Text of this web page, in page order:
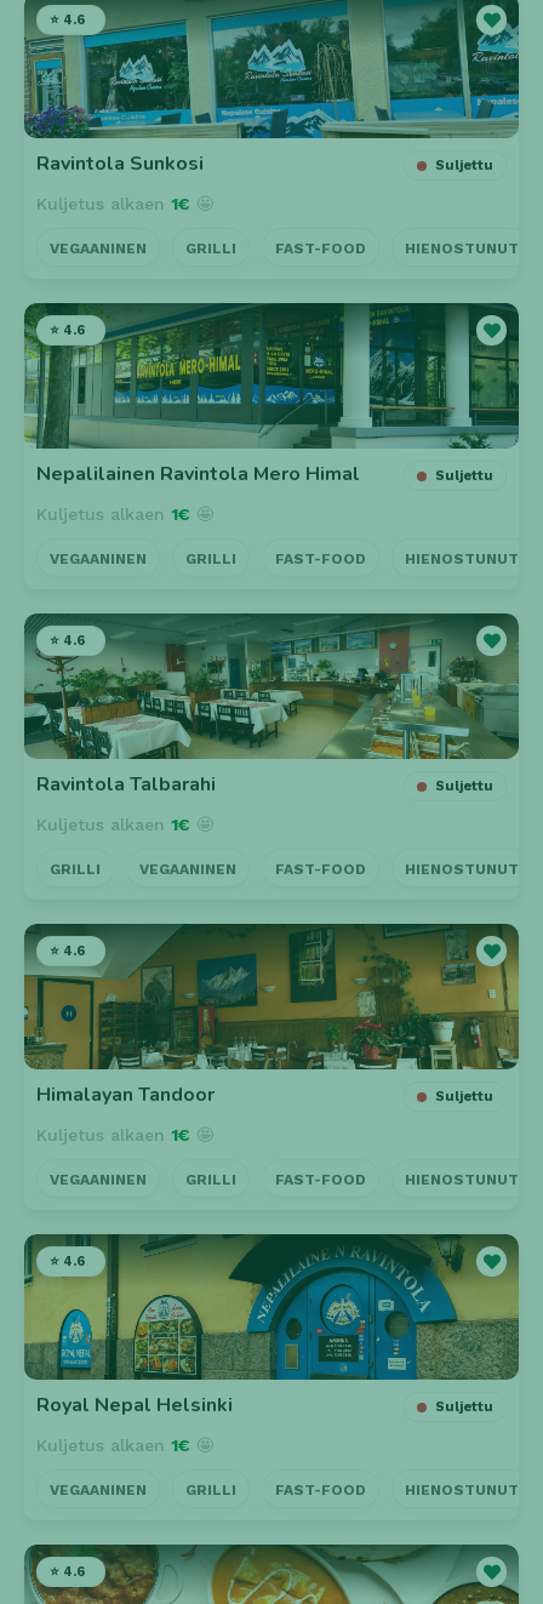
⭐ 4.6
Ravintola Sunkosi Suljettu
Kuljetus alkaen 1€ 🤩
VEGAANINEN GRILLI FAST-FOOD HIENOSTUNUT
⭐ 4.6
Nepalilainen Ravintola Mero Himal Suljettu
Kuljetus alkaen 1€ 🤩
VEGAANINEN GRILLI FAST-FOOD HIENOSTUNUT
⭐ 4.6
Ravintola Talbarahi Suljettu
Kuljetus alkaen 1€ 🤩
GRILLI VEGAANINEN FAST-FOOD HIENOSTUNUT
⭐ 4.6
Himalayan Tandoor Suljettu
Kuljetus alkaen 1€ 🤩
VEGAANINEN GRILLI FAST-FOOD HIENOSTUNUT
⭐ 4.6
Royal Nepal Helsinki Suljettu
Kuljetus alkaen 1€ 🤩
VEGAANINEN GRILLI FAST-FOOD HIENOSTUNUT
⭐ 4.6